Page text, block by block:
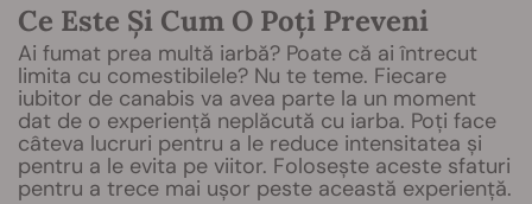
Ce Este Și Cum O Poți Preveni
Ai fumat prea multă iarbă? Poate că ai întrecut
limita cu comestibilele? Nu te teme. Fiecare
iubitor de canabis va avea parte la un moment
dat de o experiență neplăcută cu iarba. Poți face
câteva lucruri pentru a le reduce intensitatea și
pentru a le evita pe viitor. Folosește aceste sfaturi
pentru a trece mai ușor peste această experiență.